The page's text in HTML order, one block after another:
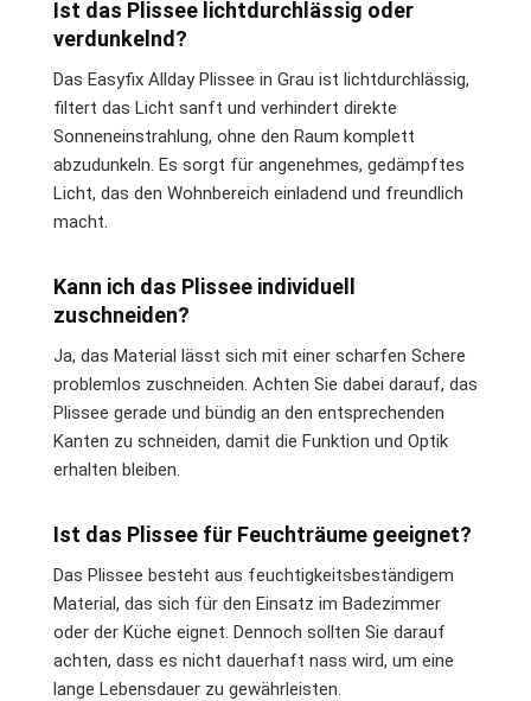
Ist das Plissee lichtdurchlässig oder
verdunkelnd?
Das Easyfix Allday Plissee in Grau ist lichtdurchlässig,
filtert das Licht sanft und verhindert direkte
Sonneneinstrahlung, ohne den Raum komplett
abzudunkeln. Es sorgt für angenehmes, gedämpftes
Licht, das den Wohnbereich einladend und freundlich
macht.
Kann ich das Plissee individuell
zuschneiden?
Ja, das Material lässt sich mit einer scharfen Schere
problemlos zuschneiden. Achten Sie dabei darauf, das
Plissee gerade und bündig an den entsprechenden
Kanten zu schneiden, damit die Funktion und Optik
erhalten bleiben.
Ist das Plissee für Feuchträume geeignet?
Das Plissee besteht aus feuchtigkeitsbeständigem
Material, das sich für den Einsatz im Badezimmer
oder der Küche eignet. Dennoch sollten Sie darauf
achten, dass es nicht dauerhaft nass wird, um eine
lange Lebensdauer zu gewährleisten.